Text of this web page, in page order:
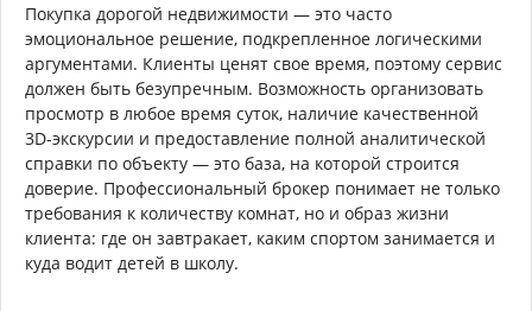
Покупка дорогой недвижимости — это часто
эмоциональное решение, подкрепленное логическими
аргументами. Клиенты ценят свое время, поэтому сервис
должен быть безупречным. Возможность организовать
просмотр в любое время суток, наличие качественной
3D-экскурсии и предоставление полной аналитической
справки по объекту — это база, на которой строится
доверие. Профессиональный брокер понимает не только
требования к количеству комнат, но и образ жизни
клиента: где он завтракает, каким спортом занимается и
куда водит детей в школу.